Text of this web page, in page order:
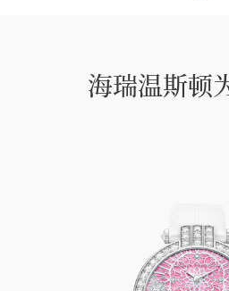
海瑞温斯顿